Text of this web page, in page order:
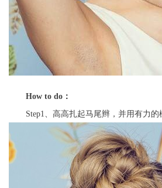
How to do：
Step1、高高扎起马尾辫，并用有力的